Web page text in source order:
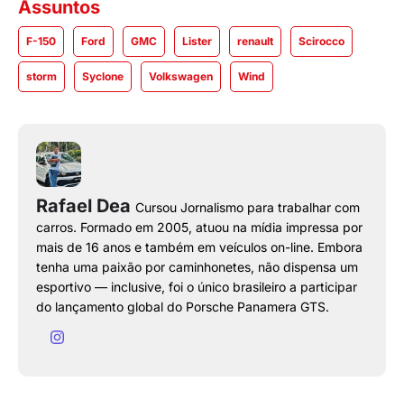
Assuntos
F-150 Ford GMC Lister renault Scirocco
storm Syclone Volkswagen Wind
Rafael Dea Cursou Jornalismo para trabalhar com
carros. Formado em 2005, atuou na mídia impressa por
mais de 16 anos e também em veículos on-line. Embora
tenha uma paixão por caminhonetes, não dispensa um
esportivo — inclusive, foi o único brasileiro a participar
do lançamento global do Porsche Panamera GTS.